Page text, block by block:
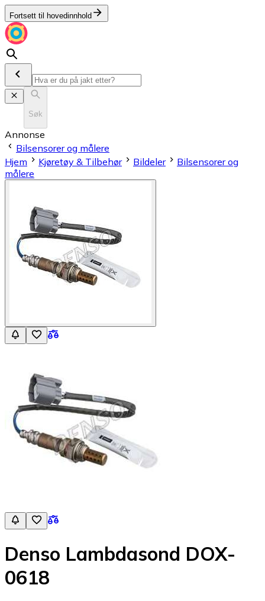
Fortsett til hovedinnhold
Søk
Annonse
Bilsensorer og målere
Hjem
Kjøretøy & Tilbehør Bildeler
Bilsensorer og
målere
Denso Lambdasond DOX-
0618